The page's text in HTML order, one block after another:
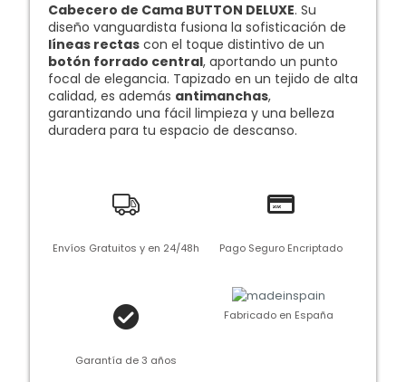
Cabecero de Cama BUTTON DELUXE. Su
diseño vanguardista fusiona la sofisticación de
líneas rectas con el toque distintivo de un
botón forrado central, aportando un punto
focal de elegancia. Tapizado en un tejido de alta
calidad, es además antimanchas,
garantizando una fácil limpieza y una belleza
duradera para tu espacio de descanso.
Envíos Gratuitos y en 24/48h Pago Seguro Encriptado
Garantía de 3 años
Fabricado en España